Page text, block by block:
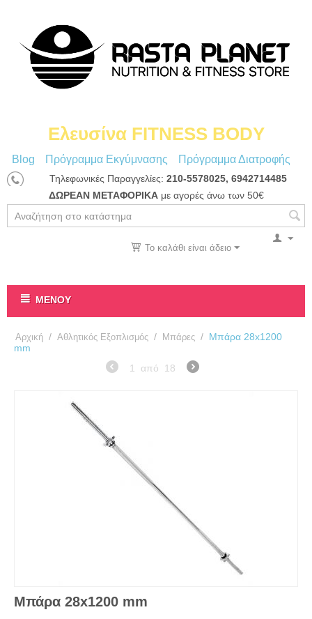
Ελευσίνα FITNESS BODY
Blog Πρόγραμμα Εκγύμνασης Πρόγραμμα Διατροφής
Τηλεφωνικές Παραγγελίες: 210-5578025, 6942714485
ΔΩΡΕΑΝ ΜΕΤΑΦΟΡΙΚΑ με αγορές άνω των 50€
Το καλάθι είναι άδειο
ΜΕΝΟΎ
Αρχική / Αθλητικός Εξοπλισμός / Μπάρες / Μπάρα 28x1200
mm
1
από 18
Μπάρα 28x1200 mm